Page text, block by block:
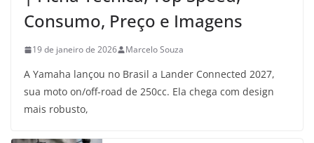
Consumo, Preço e Imagens
19 de janeiro de 2026 Marcelo Souza
A Yamaha lançou no Brasil a Lander Connected 2027,
sua moto on/off-road de 250cc. Ela chega com design
mais robusto,